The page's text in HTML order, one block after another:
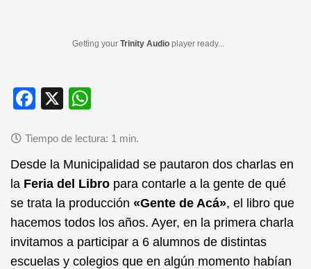
Getting your Trinity Audio player ready...
F
c
e
b
o
o
k
X
at
s
A
p
p
Desde la Municipalidad se pautaron dos charlas en
la Feria del Libro para contarle a la gente de qué
se trata la producción «Gente de Acá», el libro que
hacemos todos los años. Ayer, en la primera charla
invitamos a participar a 6 alumnos de distintas
escuelas y colegios que en algún momento habían